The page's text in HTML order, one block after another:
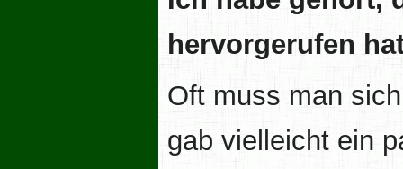
hervorgerufen
Oft muss man
gab vielleicht ein